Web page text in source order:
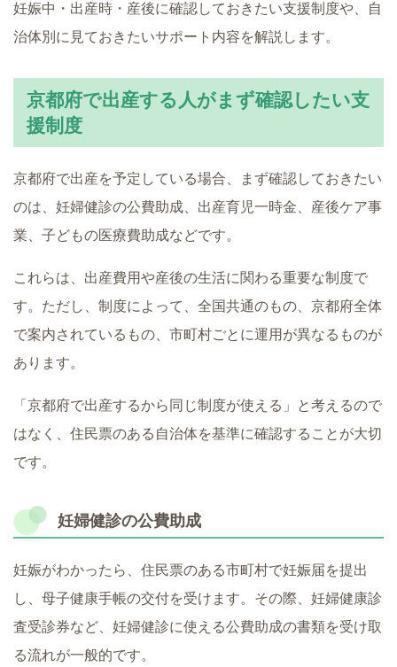
妊娠中・出産時・産後に確認しておきたい支援制度や、自
治体別に見ておきたいサポート内容を解説します。
京都府で出産する人がまず確認したい支
援制度
京都府で出産を予定している場合、まず確認しておきたい
のは、妊婦健診の公費助成、出産育児一時金、産後ケア事
業、子どもの医療費助成などです。
これらは、出産費用や産後の生活に関わる重要な制度で
す。ただし、制度によって、全国共通のもの、京都府全体
で案内されているもの、市町村ごとに運用が異なるものが
あります。
「京都府で出産するから同じ制度が使える」と考えるので
はなく、住民票のある自治体を基準に確認することが大切
です。
妊婦健診の公費助成
妊娠がわかったら、住民票のある市町村で妊娠届を提出
し、母子健康手帳の交付を受けます。その際、妊婦健康診
査受診券など、妊婦健診に使える公費助成の書類を受け取
る流れが一般的です。